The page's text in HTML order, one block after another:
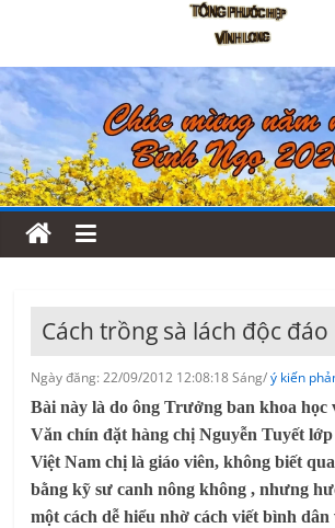
Cách trồng sà lách độc đáo
Ngày đăng: 22/09/2012 12:08:18 Sáng/ý kiến
Bài này là do ông Trưởng ban khoa học
Văn chín đặt hàng chị Nguyễn Tuyết
Việt Nam chị là giáo viên, không biết
bằng kỹ sư canh nông không , nhưng
một cách dễ hiểu nhờ cách viết bình